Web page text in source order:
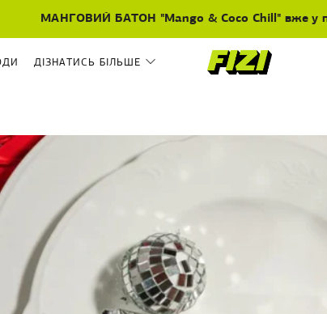
МАНГОВИЙ БАТОН "Mango & Coco Chill" вже у
ДІЗНАТИСЬ БІЛЬШЕ